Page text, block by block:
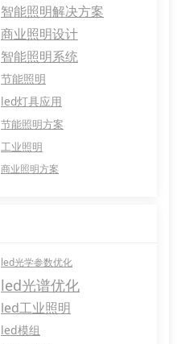
智能照明解决方案
商业照明设计
智能照明系统
节能照明
led灯具应用
节能照明方案
工业照明
商业照明方案
led光学参数优化
led光谱优化
led工业照明
led模组